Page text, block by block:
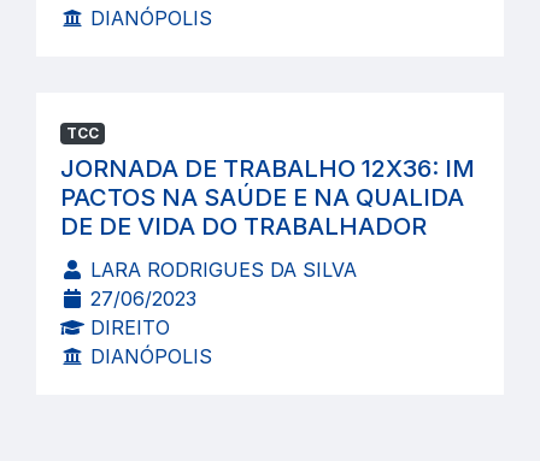
DIANÓPOLIS
TCC
JORNADA DE TRABALHO 12X36: IM
PACTOS NA SAÚDE E NA QUALIDA
DE DE VIDA DO TRABALHADOR
LARA RODRIGUES DA SILVA
27/06/2023
DIREITO
DIANÓPOLIS